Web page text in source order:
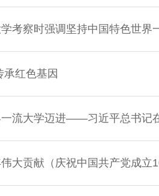
考察时强调坚持中国特色世
承红色基因
流大学迈进——习近平总书记
大贡献（庆祝中国共产党成立